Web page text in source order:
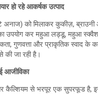
हो रहे आकर्षक उत्पाद
को मिलाकर कुकीज़,
उपयोग कर महुआ लड्डू, महुआ
गुणवत्ता और प्राकृतिक स्वाद के
जा रही है।
आजीविका
कैल्शियम से भरपूर एक सुपरफूड है,